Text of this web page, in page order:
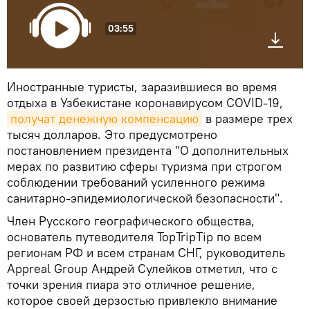
03:55
Иностранные туристы, заразившиеся во время
отдыха в Узбекистане коронавирусом COVID-19,
получат денежную компенсацию в размере трех
тысяч долларов. Это предусмотрено
постановлением президента "О дополнительных
мерах по развитию сферы туризма при строгом
соблюдении требований усиленного режима
санитарно-эпидемиологической безопасности".
Член Русского географического общества,
основатель путеводителя TopTripTip по всем
регионам РФ и всем странам СНГ, руководитель
Appreal Group Андрей Сулейков отметил, что с
точки зрения пиара это отличное решение,
которое своей дерзостью привлекло внимание